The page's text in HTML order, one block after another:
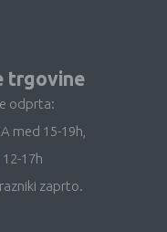
trgovine
odprta:
med 15-19h,
17h
zaprto.